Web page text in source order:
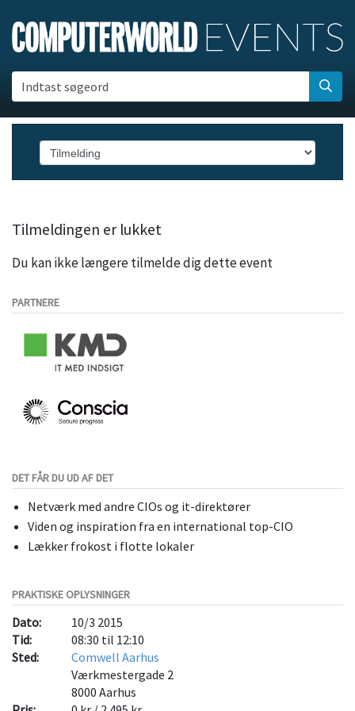
Indtast søgeord
Tilmeldingen er lukket
Du kan ikke længere tilmelde dig dette event
PARTNERE
DET FÅR DU UD AF DET
Netværk med andre CIOs og it-direktører
Viden og inspiration fra en international top-CIO
Lækker frokost i flotte lokaler
PRAKTISKE OPLYSNINGER
Dato:
10/3 2015
Tid:
08:30 til 12:10
Sted:
Comwell Aarhus
Værkmestergade 2
8000 Aarhus